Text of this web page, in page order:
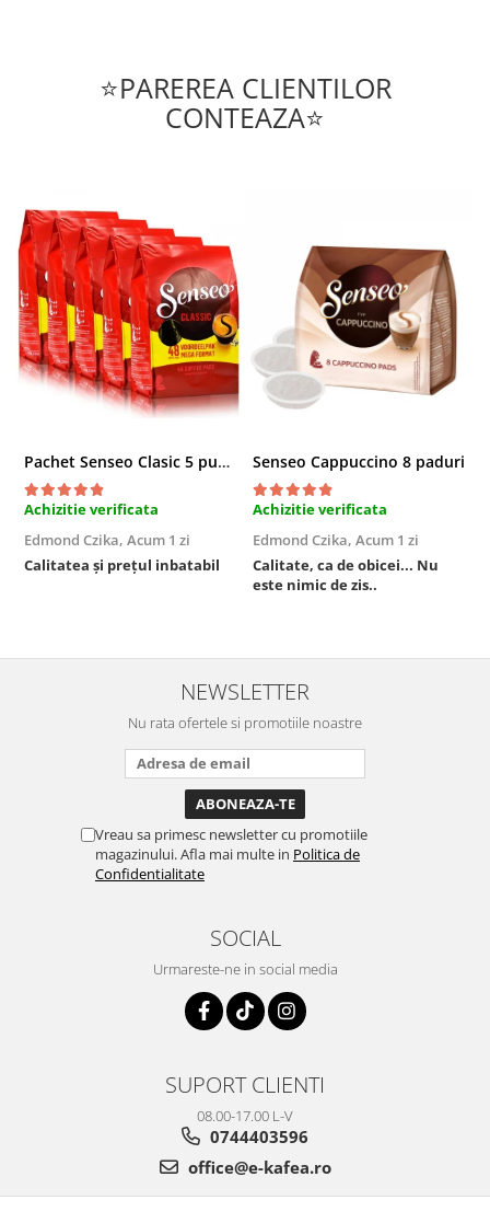
⭐PAREREA CLIENTILOR
CONTEAZA⭐
Pachet Senseo Clasic 5 pungi x 48 paduri
Achizitie verificata
Edmond Czika, Acum 1 zi
Calitatea și prețul inbatabil
Senseo Cappuccino 8 paduri
Achizitie verificata
Edmond Czika, Acum 1 zi
Calitate, ca de obicei... Nu
este nimic de zis..
NEWSLETTER
Nu rata ofertele si promotiile noastre
Vreau sa primesc newsletter cu promotiile
magazinului. Afla mai multe in Politica de
Confidentialitate
SOCIAL
Urmareste-ne in social media
SUPORT CLIENTI
08.00-17.00 L-V
0744403596
office@e-kafea.ro